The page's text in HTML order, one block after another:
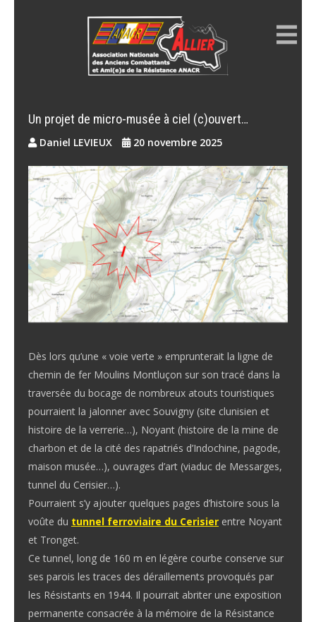
Un projet de micro-musée à ciel (c)ouvert…
Daniel LEVIEUX 20 novembre 2025
Dès lors qu’une « voie verte » emprunterait la ligne de
chemin de fer Moulins Montluçon sur son tracé dans la
traversée du bocage de nombreux atouts touristiques
pourraient la jalonner avec Souvigny (site clunisien et
histoire de la verrerie…), Noyant (histoire de la mine de
charbon et de la cité des rapatriés d’Indochine, pagode,
maison musée…), ouvrages d’art (viaduc de Messarges,
tunnel du Cerisier…).
Pourraient s’y ajouter quelques pages d’histoire sous la
voûte du tunnel ferroviaire du Cerisier entre Noyant
et Tronget.
Ce tunnel, long de 160 m en légère courbe conserve sur
ses parois les traces des déraillements provoqués par
les Résistants en 1944. Il pourrait abriter une exposition
permanente consacrée à la mémoire de la Résistance